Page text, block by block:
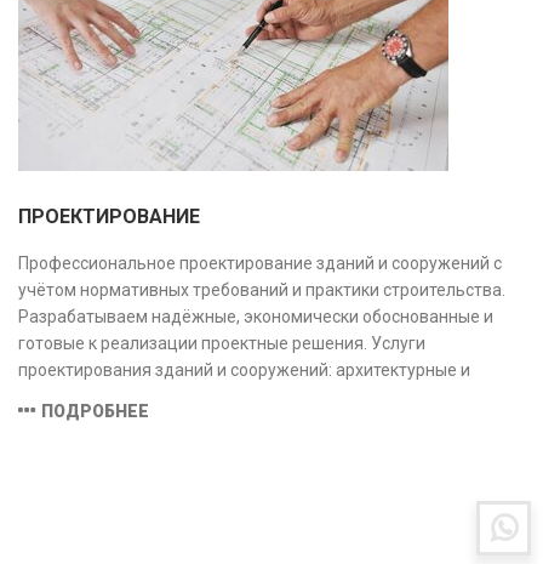
ПРОЕКТИРОВАНИЕ
Профессиональное проектирование зданий и сооружений с
учётом нормативных требований и практики строительства.
Разрабатываем надёжные, экономически обоснованные и
готовые к реализации проектные решения. Услуги
проектирования зданий и сооружений: архитектурные и
сметная документация. Полный цикл работ с учётом норм и
ПОДРОБНЕЕ